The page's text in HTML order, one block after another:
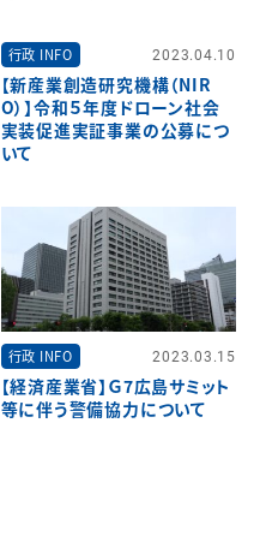
行政 INFO 2023.04.10
【新産業創造研究機構（NIR
O）】令和５年度ドローン社会
実装促進実証事業の公募につ
いて
行政 INFO 2023.03.15
【経済産業省】Ｇ7広島サミット
等に伴う警備協力について